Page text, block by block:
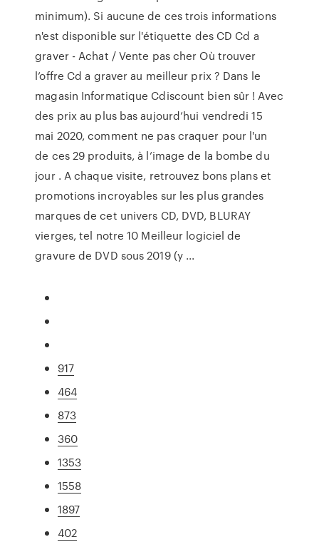
minimum). Si aucune de ces trois informations
n'est disponible sur l'étiquette des CD Cd a
graver - Achat / Vente pas cher Où trouver
l’offre Cd a graver au meilleur prix ? Dans le
magasin Informatique Cdiscount bien sûr ! Avec
des prix au plus bas aujourd’hui vendredi 15
mai 2020, comment ne pas craquer pour l'un
de ces 29 produits, à l’image de la bombe du
jour . A chaque visite, retrouvez bons plans et
promotions incroyables sur les plus grandes
marques de cet univers CD, DVD, BLURAY
vierges, tel notre 10 Meilleur logiciel de
gravure de DVD sous 2019 (y ...
917
464
873
360
1353
1558
1897
402